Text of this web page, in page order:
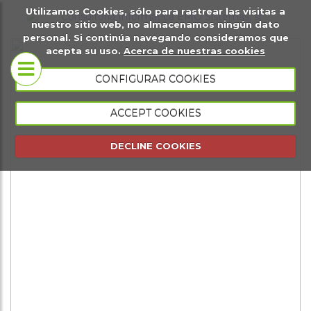
Utilizamos Cookies, sólo para rastrear las visitas a
nuestro sitio web, no almacenamos ningún dato
personal. Si continúa navegando consideramos que
acepta su uso. Acerca de nuestras cookies
CONFIGURAR COOKIES
ACCEPT COOKIES
DECLINE COOKIES
Sobre
nosotros
Conócenos
Portfolio
Páginas
web
Tiendas
virtuales
Página web
presencial